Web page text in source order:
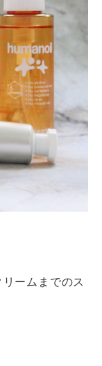
ームまでのス